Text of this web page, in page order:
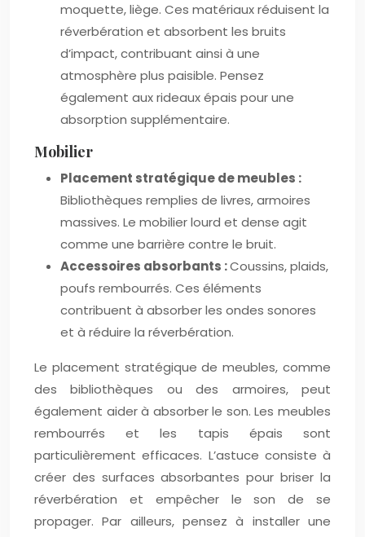
moquette, liège. Ces matériaux réduisent la
réverbération et absorbent les bruits
d’impact, contribuant ainsi à une
atmosphère plus paisible. Pensez
également aux rideaux épais pour une
absorption supplémentaire.
Mobilier
Placement stratégique de meubles :
Bibliothèques remplies de livres, armoires
massives. Le mobilier lourd et dense agit
comme une barrière contre le bruit.
Accessoires absorbants :Coussins, plaids,
poufs rembourrés. Ces éléments
contribuent à absorber les ondes sonores
et à réduire la réverbération.
Le placement stratégique de meubles, comme
des bibliothèques ou des armoires, peut
également aider à absorber le son. Les meubles
rembourrés et les tapis épais sont
particulièrement efficaces. L’astuce consiste à
créer des surfaces absorbantes pour briser la
réverbération et empêcher le son de se
propager. Par ailleurs, pensez à installer une